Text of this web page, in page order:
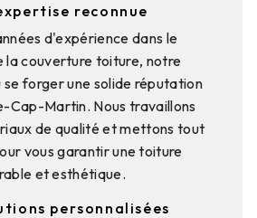
reconnue
d'expérience dans le
la couverture toiture, notre
se forger une solide réputation
Cap-Martin. Nous travaillons
de qualité et mettons tout
vous garantir une toiture
et esthétique.
personnalisées